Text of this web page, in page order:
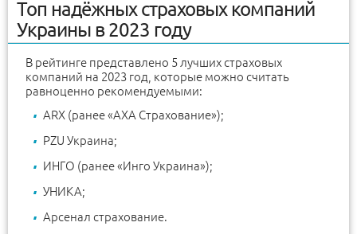
Топ надёжных страховых компаний
Украины в 2023 году
В рейтинге представлено 5 лучших страховых
компаний на 2023 год, которые можно считать
равноценно рекомендуемыми:
ARX (ранее «AXA Страхование»);
PZU Украина;
ИНГО (ранее «Инго Украина»);
УНИКА;
Арсенал страхование.